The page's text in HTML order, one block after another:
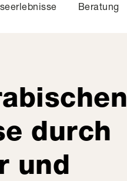
Beratung
durch
und